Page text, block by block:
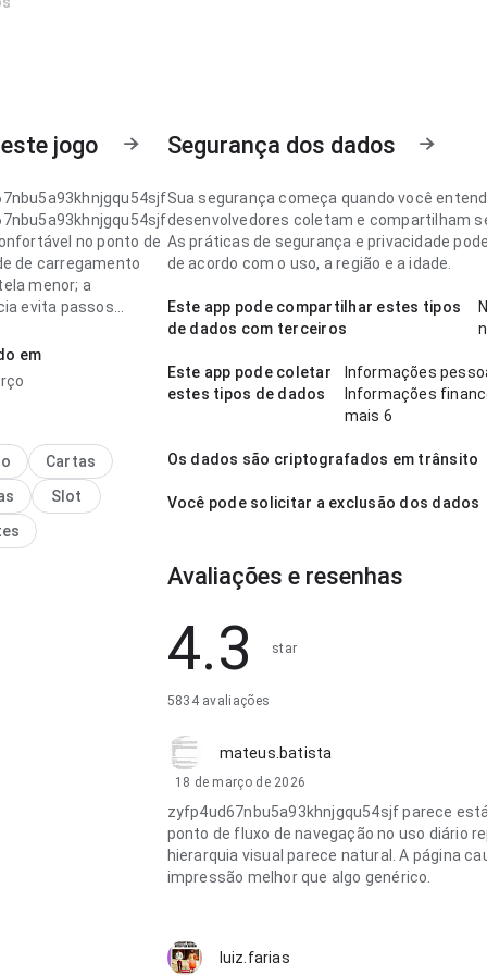
jogo
no ponto de
de carregamento
menor; a
evita passos
faz diferença.
várias seções; a
parece carregada.
quer decidir
se vale instalar.
em
Cartas
Slot
Segurança dos dados
Sua segurança começa quando você
desenvolvedores coletam e compartilham
As práticas de segurança e privacidade
de acordo com o uso, a região e a idade.
Este app pode compartilhar estes tipos
de dados com terceiros
Este app pode coletar
estes tipos de dados
Informações
Informações
mais 6
Os dados são criptografados em trânsito
Você pode solicitar a exclusão dos dados
Avaliações e resenhas
4.3 star
5834 avaliações
mateus.batista
18 de março de 2026
zyfp4ud67nbu5a93khnjgqu54sjf parece
ponto de fluxo de navegação no uso diário
hierarquia visual parece natural. A página
impressão melhor que algo genérico.
luiz.farias